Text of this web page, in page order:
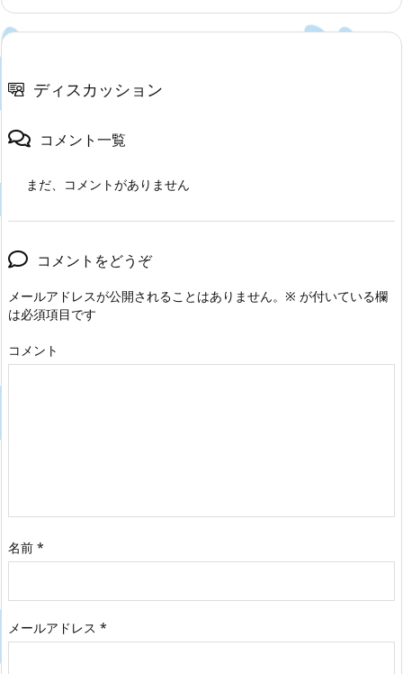
ディスカッション
コメント一覧
まだ、コメントがありません
コメントをどうぞ
メールアドレスが公開されることはありません。 ※ が付いている欄
は必須項目です
コメント
名前 *
メールアドレス *